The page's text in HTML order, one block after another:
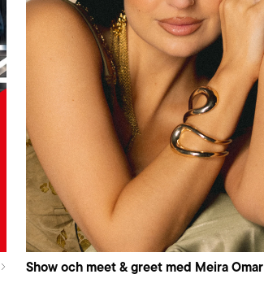
Show och meet & greet med Meira Omar